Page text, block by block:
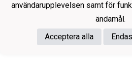
användarupplevelsen samt för
ändamål.
Acceptera alla